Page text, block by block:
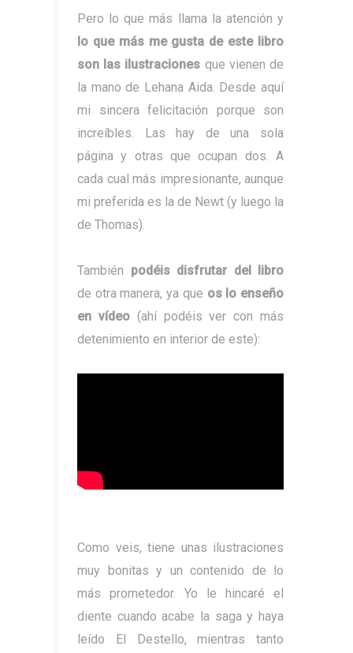
Pero lo que más llama la atención y
lo que más me gusta de este libro
son las ilustraciones que vienen de
la mano de Lehana Aida. Desde aquí
mi sincera felicitación porque son
increíbles. Las hay de una sola
página y otras que ocupan dos. A
cada cual más impresionante, aunque
mi preferida es la de Newt (y luego la
de Thomas).
También podéis disfrutar del libro
de otra manera, ya que os lo enseño
en vídeo (ahí podéis ver con más
detenimiento en interior de este):
Como veis, tiene unas ilustraciones
muy bonitas y un contenido de lo
más prometedor. Yo le hincaré el
diente cuando acabe la saga y haya
leído El Destello, mientras tanto